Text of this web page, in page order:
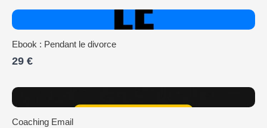
Ebook : Pendant le divorce
29 €
Coaching Email